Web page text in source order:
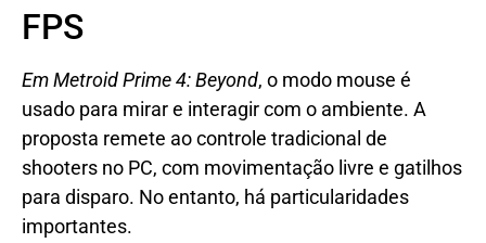
FPS
Em Metroid Prime 4: Beyond, o modo mouse é
usado para mirar e interagir com o ambiente. A
proposta remete ao controle tradicional de
shooters no PC, com movimentação livre e gatilhos
para disparo. No entanto, há particularidades
importantes.